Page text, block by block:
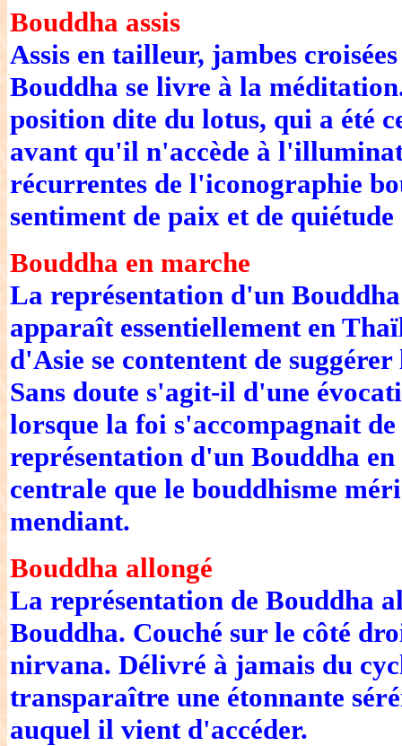
Bouddha assis
Assis en tailleur, jambes
Bouddha se livre à la
position dite du lotus, qui a été
avant qu'il n'accède à
récurrentes de l'iconographie
sentiment de paix et de
Bouddha en marche
La représentation d'un
apparaît essentiellement en
d'Asie se contentent de
Sans doute s'agit-il d'une
lorsque la foi s'accompagnait
représentation d'un Bouddha
centrale que le bouddhisme
mendiant.
Bouddha allongé
La représentation de Bouddha
Bouddha. Couché sur le côté
nirvana. Délivré à jamais du
transparaître une étonnante
auquel il vient d'accéder.